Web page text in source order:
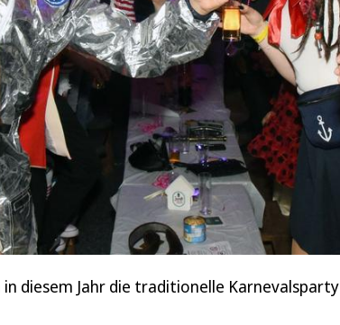
in diesem Jahr die traditionelle